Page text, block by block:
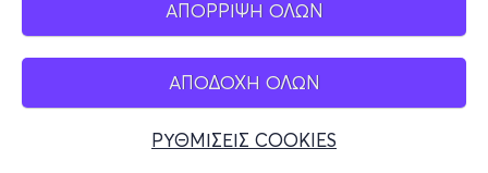
ΑΠΟΡΡΙΨΗ ΟΛΩΝ
ΑΠΟΔΟΧΗ ΟΛΩΝ
ΡΥΘΜΙΣΕΙΣ COOKIES